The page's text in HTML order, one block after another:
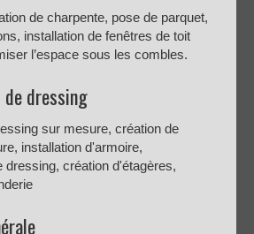
de charpente, pose de parquet,
installation de fenêtres de toit
l’espace sous les combles.
de dressing
sur mesure, création de
installation d'armoire,
dressing, création d'étagères,